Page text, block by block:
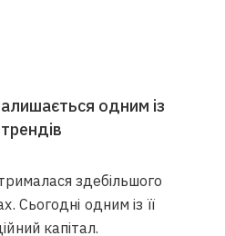
одним із
здебільшого
Сьогодні одним із її
капітал.